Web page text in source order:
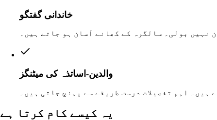
خاندانی گفتگو
بولی۔ سالگرہ کے کھانے آسان ہو جاتے ہیں۔
والدین-اساتذہ کی میٹنگز
اہم تفصیلات درست طریقے سے پہنچ جاتی ہیں۔
یہ کیسے کام کرتا ہے